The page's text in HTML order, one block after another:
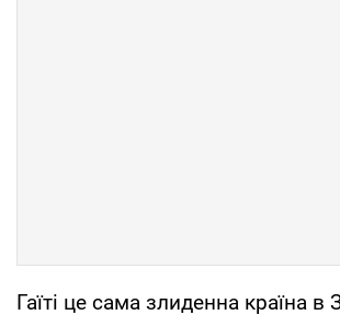
Гаїті це сама злиденна країна в